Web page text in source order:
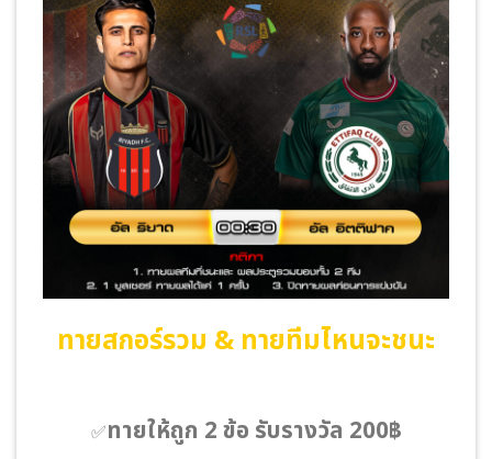
ทายสกอร์รวม & ทายทีมไหนจะชนะ
✅ทายให้ถูก 2 ข้อ รับรางวัล 200฿